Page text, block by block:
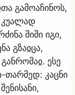
გამოაჩინოს,
კუალად
შიში იგი,
გზაჲცა,
ესე
თარმედ: კაცნი